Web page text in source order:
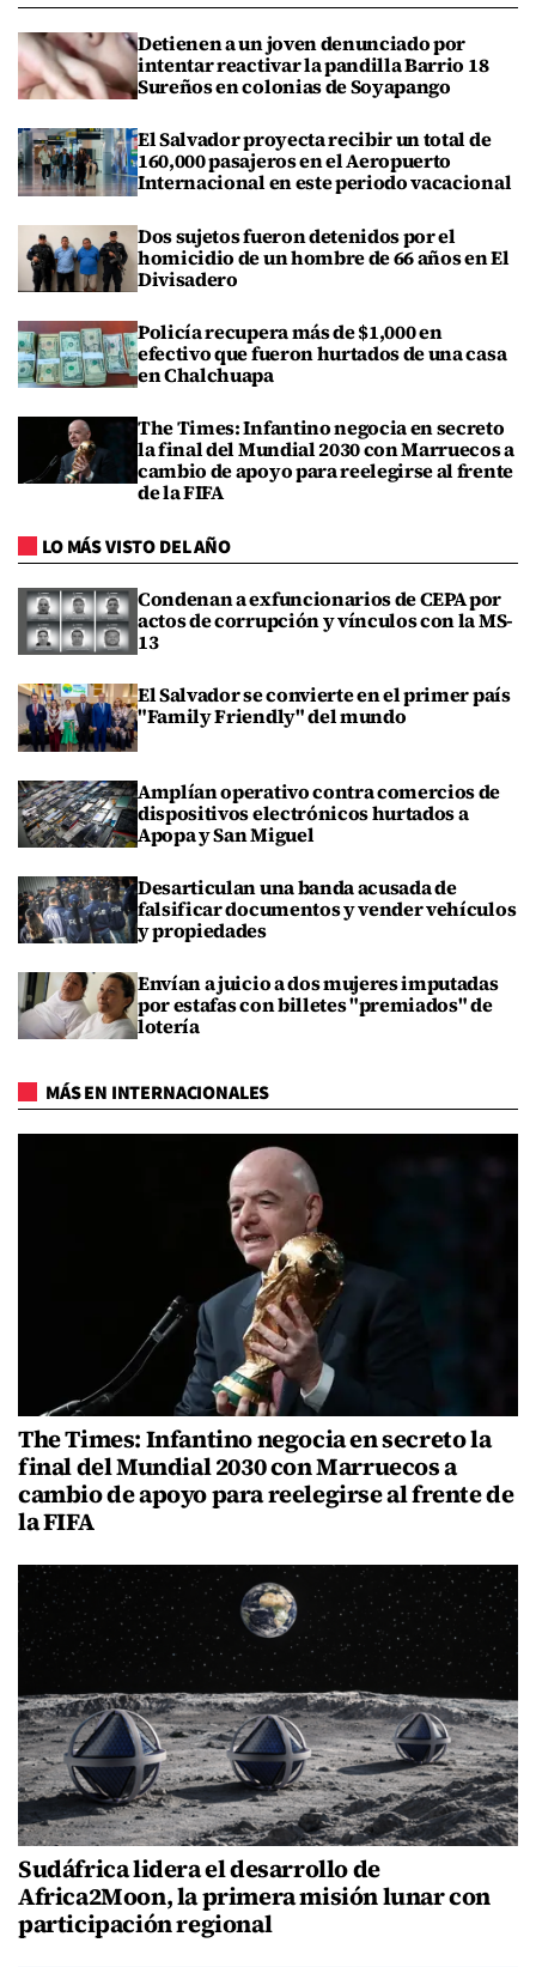
Detienen a un joven denunciado por
intentar reactivar la pandilla Barrio 18
Sureños en colonias de Soyapango
El Salvador proyecta recibir un total de
160,000 pasajeros en el Aeropuerto
Internacional en este periodo vacacional
Dos sujetos fueron detenidos por el
homicidio de un hombre de 66 años en El
Divisadero
Policía recupera más de $1,000 en
efectivo que fueron hurtados de una casa
en Chalchuapa
The Times: Infantino negocia en secreto
la final del Mundial 2030 con Marruecos a
cambio de apoyo para reelegirse al frente
de la FIFA
LO MÁS VISTO DEL AÑO
Condenan a exfuncionarios de CEPA por
actos de corrupción y vínculos con la MS-
13
El Salvador se convierte en el primer país
"Family Friendly" del mundo
Amplían operativo contra comercios de
dispositivos electrónicos hurtados a
Apopa y San Miguel
Desarticulan una banda acusada de
falsificar documentos y vender vehículos
y propiedades
Envían a juicio a dos mujeres imputadas
por estafas con billetes "premiados" de
lotería
MÁS EN INTERNACIONALES
The Times: Infantino negocia en secreto la
final del Mundial 2030 con Marruecos a
cambio de apoyo para reelegirse al frente de
la FIFA
Sudáfrica lidera el desarrollo de
Africa2Moon, la primera misión lunar con
participación regional